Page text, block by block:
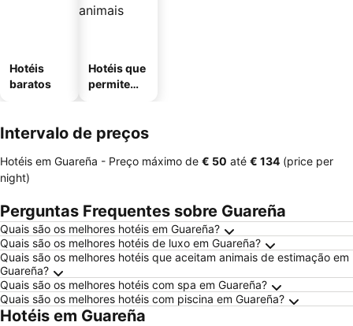
Hotéis
baratos
Hotéis que
permitem
Intervalo de preços
Hotéis em Guareña - Preço máximo de ‎€ 50 até ‎€ 134 (price per
night)
Perguntas Frequentes sobre Guareña
Quais são os melhores hotéis em Guareña?
Quais são os melhores hotéis de luxo em Guareña?
Quais são os melhores hotéis que aceitam animais de estimação em
Guareña?
Quais são os melhores hotéis com spa em Guareña?
Quais são os melhores hotéis com piscina em Guareña?
Hotéis em Guareña